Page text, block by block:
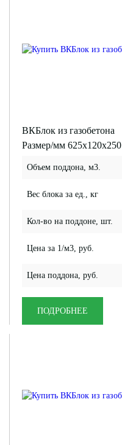
ВКБлок из газобетона
Размер/мм 625x120x250
Объем поддона, м3.
Вес блока за ед., кг
Кол-во на поддоне, шт.
Цена за 1/м3, руб.
Цена поддона, руб.
ПОДРОБНЕЕ